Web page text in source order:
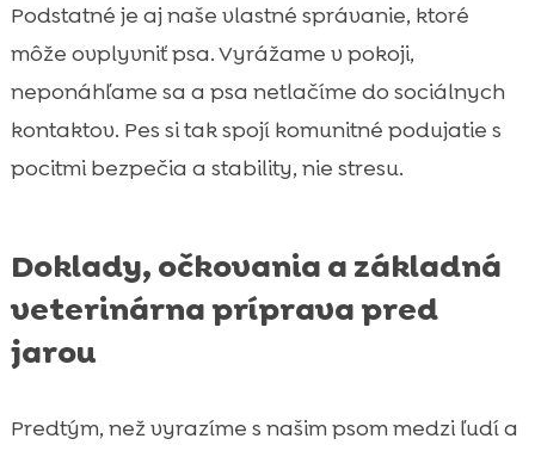
Podstatné je aj naše vlastné správanie, ktoré
môže ovplyvniť psa. Vyrážame v pokoji,
neponáhľame sa a psa netlačíme do sociálnych
kontaktov. Pes si tak spojí komunitné podujatie s
pocitmi bezpečia a stability, nie stresu.
Doklady, očkovania a základná
veterinárna príprava pred
jarou
Predtým, než vyrazíme s našim psom medzi ľudí a